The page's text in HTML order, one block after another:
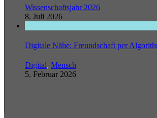
Wissenschaftsjahr 2026
8. Juli 2026
Digitale Nähe: Freundschaft per
Digital, Mensch
5. Februar 2026